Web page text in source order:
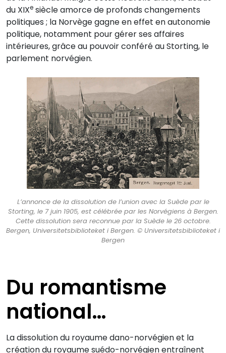
du XIXe siècle amorce de profonds changements
politiques ; la Norvège gagne en effet en autonomie
politique, notamment pour gérer ses affaires
intérieures, grâce au pouvoir conféré au Storting, le
parlement norvégien.
L’annonce de la dissolution de l’union avec la Suède par le
Storting, le 7 juin 1905, est célébrée par les Norvégiens à Bergen.
Cette dissolution sera reconnue par la Suède le 26 octobre.
Bergen, Universitetsbiblioteket i Bergen. © Universitetsbiblioteket i
Bergen
Du romantisme
national…
La dissolution du royaume dano-norvégien et la
création du royaume suédo-norvégien entraînent